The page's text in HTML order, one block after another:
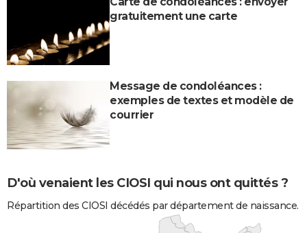
gratuitement une carte
Message de condoléances :
exemples de textes et modèle de
courrier
D'où venaient les CIOSI qui nous ont quittés ?
Répartition des CIOSI décédés par département de naissance.